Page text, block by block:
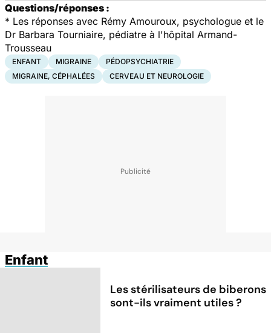
Questions/réponses :
* Les réponses avec Rémy Amouroux, psychologue et le
Dr Barbara Tourniaire, pédiatre à l'hôpital Armand-
Trousseau
ENFANT MIGRAINE
PÉDOPSYCHIATRIE
MIGRAINE, CÉPHALÉES
CERVEAU ET NEUROLOGIE
Enfant
Les stérilisateurs de biberons
sont-ils vraiment utiles ?